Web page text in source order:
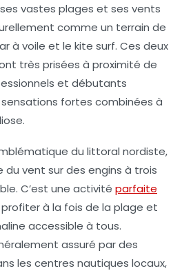
vastes plages et ses vents
comme un terrain de
à voile et le kite surf. Ces deux
très prisées à proximité de
et débutants
fortes combinées à
du littoral nordiste,
vent sur des engins à trois
C’est une activité parfaite
à la fois de la plage et
accessible à tous.
assuré par des
les centres nautiques locaux,